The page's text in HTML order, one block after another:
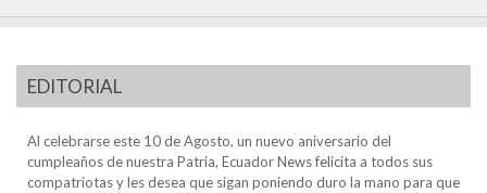
EDITORIAL
Al celebrarse este 10 de Agosto, un nuevo aniversario del
cumpleaños de nuestra Patria, Ecuador News felicita a todos sus
compatriotas y les desea que sigan poniendo duro la mano para que